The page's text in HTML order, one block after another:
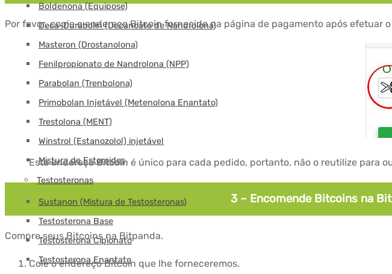
Boldenona (Equipose)
Deca-Durabolin (Decanoato de Nandrolona)
Masteron (Drostanolona)
Fenilpropionato de Nandrolona (NPP)
Parabolan (Trenbolona)
Primobolan Injetável (Metenolona Enantato)
Trestolona (MENT)
Winstrol (Estanozolol) injetável
Mistura de Esteroides
Testosteronas
Sustanon (Mistura de Testosteronas)
Testosterona Base
Testosterona Cipionato
Testosterona Enantato
Por favor, copie o endereço Bitcoin fornecido na página de pagamento após efetuar
Este endereço Bitcoin é único para cada pedido, portanto, não o reutilize para
3 – Encomende Bitcoins na
Compre seus Bitcoins na Bitpanda.
Cole o endereço Bitcoin que lhe forneceremos.